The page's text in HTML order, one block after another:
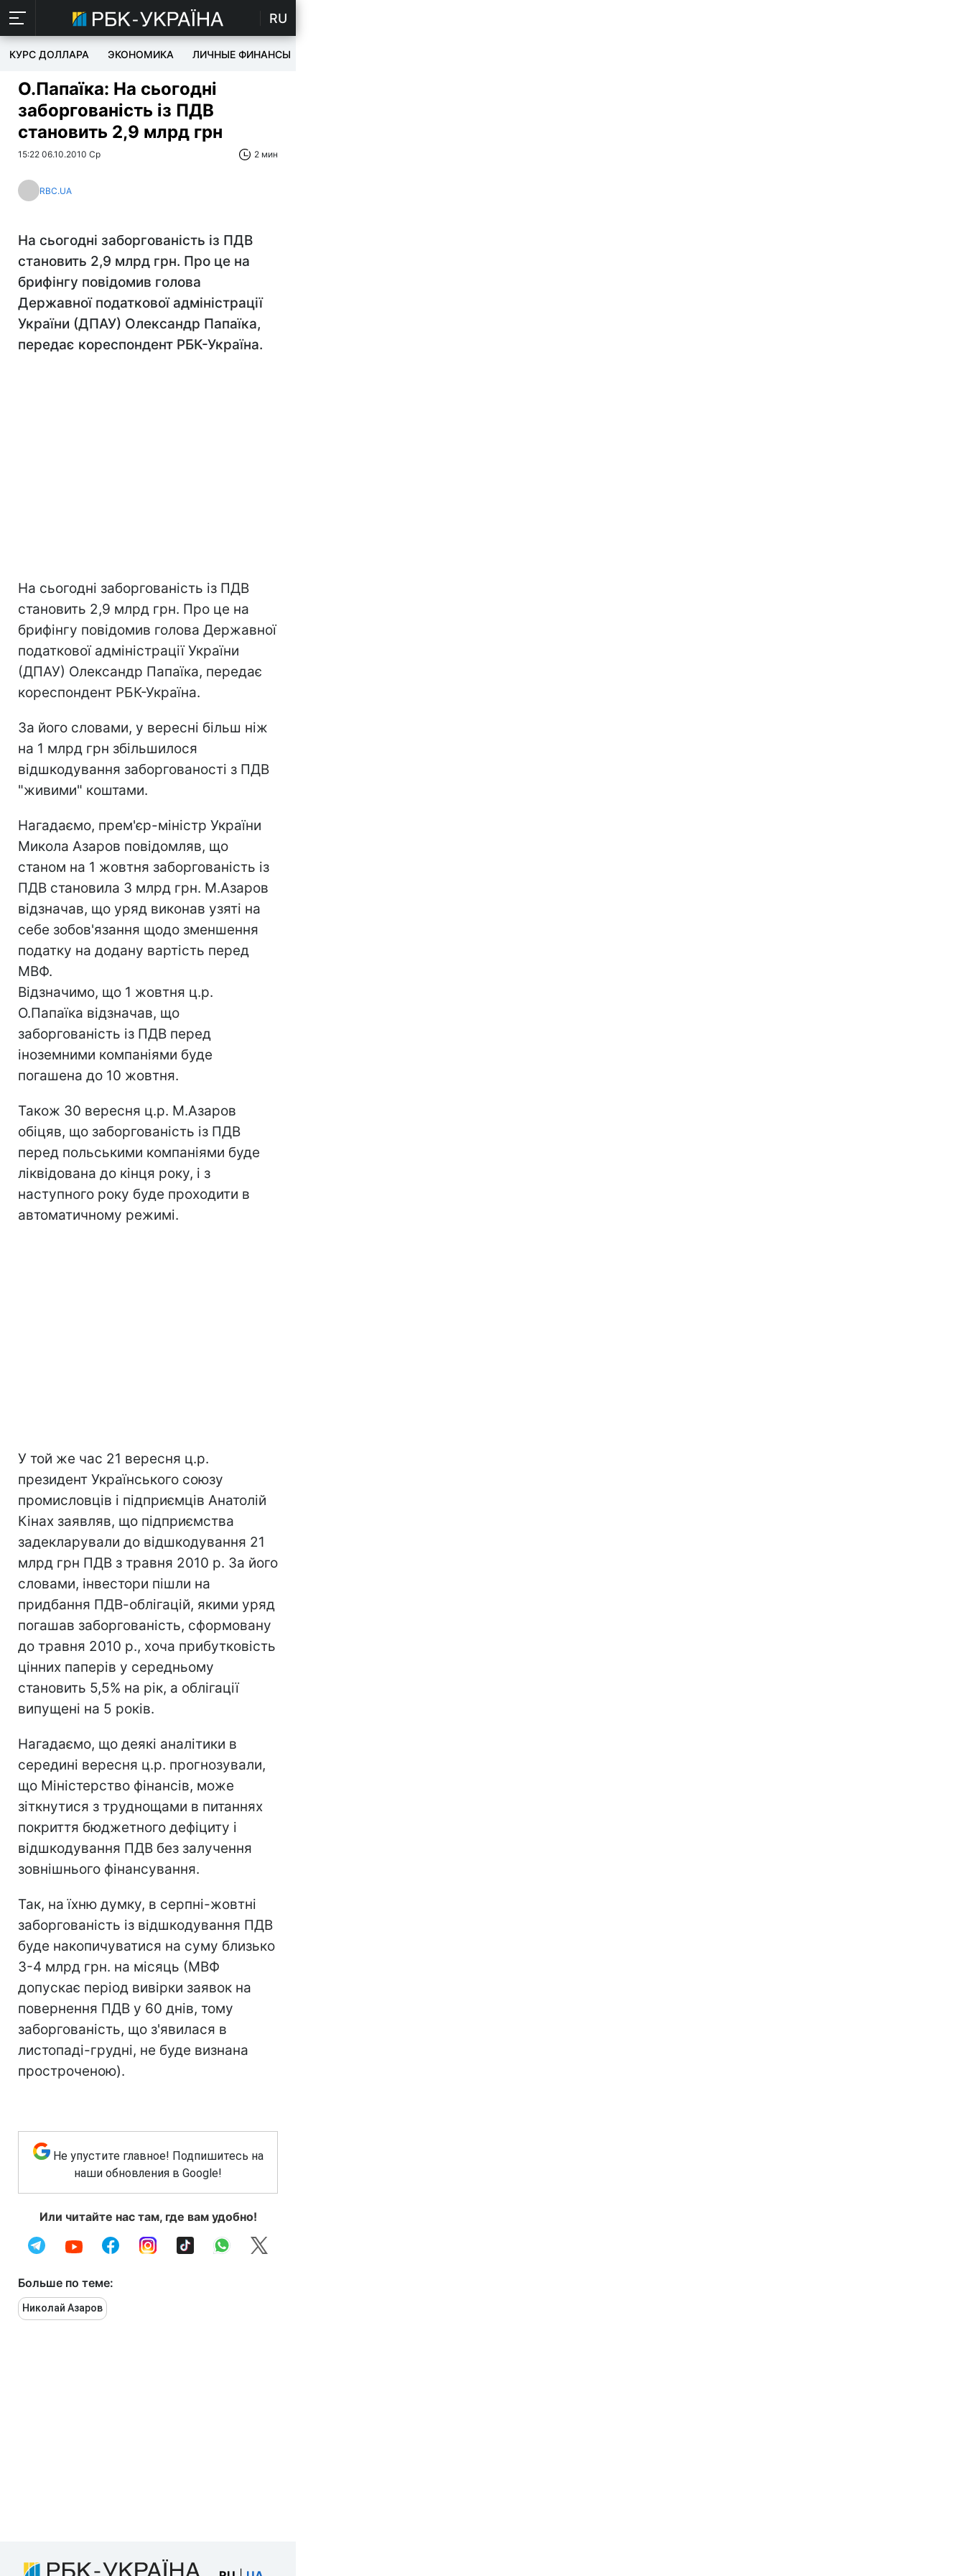
RU
КУРС ДОЛЛАРА ЭКОНОМИКА ЛИЧНЫЕ ФИНАНСЫ
О.Папаїка: На сьогодні
заборгованість із ПДВ
становить 2,9 млрд грн
15:22 06.10.2010 Ср 2 мин
RBC.UA
На сьогодні заборгованість із ПДВ
становить 2,9 млрд грн. Про це на
брифінгу повідомив голова
Державної податкової адміністрації
України (ДПАУ) Олександр Папаїка,
передає кореспондент РБК-Україна.
На сьогодні заборгованість із ПДВ
становить 2,9 млрд грн. Про це на
брифінгу повідомив голова Державної
податкової адміністрації України
(ДПАУ) Олександр Папаїка, передає
кореспондент РБК-Україна.
За його словами, у вересні більш ніж
на 1 млрд грн збільшилося
відшкодування заборгованості з ПДВ
"живими" коштами.
Нагадаємо, прем'єр-міністр України
Микола Азаров повідомляв, що
станом на 1 жовтня заборгованість із
ПДВ становила 3 млрд грн. М.Азаров
відзначав, що уряд виконав узяті на
себе зобов'язання щодо зменшення
податку на додану вартість перед
МВФ.
Відзначимо, що 1 жовтня ц.р.
О.Папаїка відзначав, що
заборгованість із ПДВ перед
іноземними компаніями буде
погашена до 10 жовтня.
Також 30 вересня ц.р. М.Азаров
обіцяв, що заборгованість із ПДВ
перед польськими компаніями буде
ліквідована до кінця року, і з
наступного року буде проходити в
автоматичному режимі.
У той же час 21 вересня ц.р.
президент Українського союзу
промисловців і підприємців Анатолій
Кінах заявляв, що підприємства
задекларували до відшкодування 21
млрд грн ПДВ з травня 2010 р. За його
словами, інвестори пішли на
придбання ПДВ-облігацій, якими уряд
погашав заборгованість, сформовану
до травня 2010 р., хоча прибутковість
цінних паперів у середньому
становить 5,5% на рік, а облігації
випущені на 5 років.
Нагадаємо, що деякі аналітики в
середині вересня ц.р. прогнозували,
що Міністерство фінансів, може
зіткнутися з труднощами в питаннях
покриття бюджетного дефіциту і
відшкодування ПДВ без залучення
зовнішнього фінансування.
Так, на їхню думку, в серпні-жовтні
заборгованість із відшкодування ПДВ
буде накопичуватися на суму близько
3-4 млрд грн. на місяць (МВФ
допускає період вивірки заявок на
повернення ПДВ у 60 днів, тому
заборгованість, що з'явилася в
листопаді-грудні, не буде визнана
простроченою).
Не упустите главное! Подпишитесь на
наши обновления в Google!
Или читайте нас там, где вам удобно!
Больше по теме:
Николай Азаров